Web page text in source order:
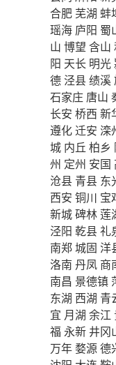
合肥 芜湖 蚌
瑶海 庐阳 蜀
山 博望 含山
阳 天长 明光
德 泾县绩溪
石家庄 唐山
长安 桥西 新
遵化迁安 滦
城 内丘 柏乡
州 定州 安国
沧县 青县 东
西安 铜川 宝
新城碑林莲
泾阳 乾县礼
南郑城固 洋
洛南 丹凤 商
南昌 景德镇
东湖 西湖 青
宜 月湖 余江
福 永新 井冈
万年婺源德